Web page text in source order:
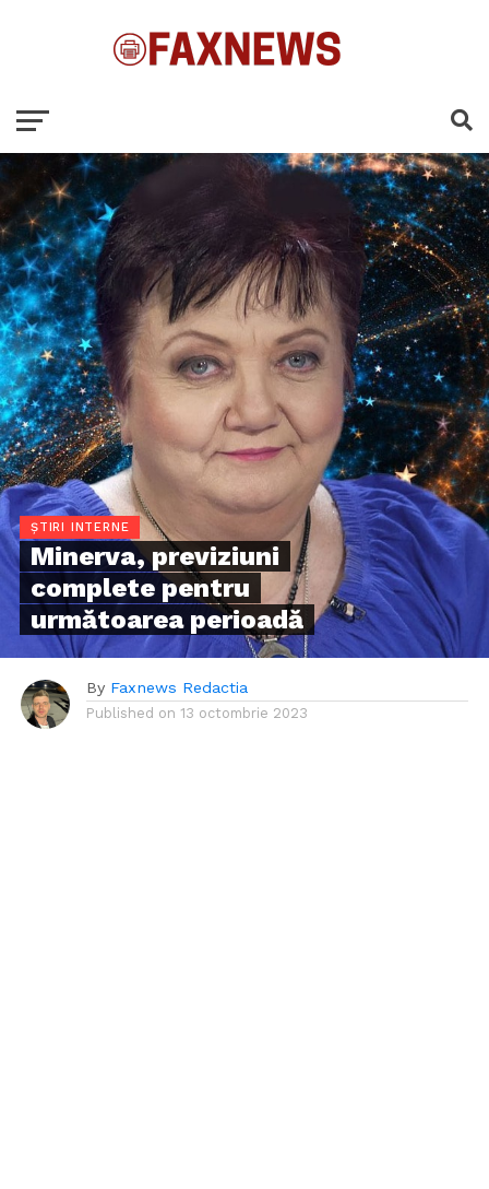
ȘTIRI INTERNE
Minerva, previziuni
complete pentru
următoarea perioadă
By Faxnews Redactia
Published on 13 octombrie 2023